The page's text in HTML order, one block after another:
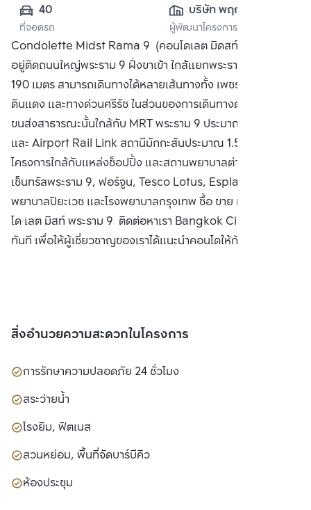
40
ที่จอดรถ
บริษัท พฤกษา เรียล
เอสเตท จำกัด
(มหาชน)
ผู้พัฒนาโครงการ
Condolette Midst Rama 9 (คอนโดเลต มิดสท์ พระราม 9)
อยู่ติดถนนใหญ่พระราม 9 ฝั่งขาเข้า ใกล้แยกพระราม 9 ประมาณ
190 เมตร สามารถเดินทางได้หลายเส้นทางทั้ง เพชรบุรี, สุขุมวิท,
ดินแดง และทางด่วนศรีรัช ในส่วนของการเดินทางด้วยระบบ
ขนส่งสาธารณะนั้นใกล้กับ MRT พระราม 9 ประมาณ 350 เมตร
และ Airport Rail Link สถานีมักกะสันประมาณ 1.5 กิโลเมตร
โครงการใกล้กับแหล่งช็อปปิ้ง และสถานพยาบาลต่างๆทั้ง
เซ็นทรัลพระราม 9, ฟอร์จูน, Tesco Lotus, Esplanade, โรง
พยาบาลปิยะเวช และโรงพยาบาลกรุงเทพ ซื้อ ขาย หรือ เช่า คอน
โด เลต มิสท์ พระราม 9 ติดต่อหาเรา Bangkok CitiSmart ได้
ทันที เพื่อให้ผู้เชี่ยวชาญของเราได้แนะนำคอนโดให้กับท่าน
สิ่งอำนวยความสะดวกในโครงการ
การรักษาความปลอดภัย 24 ชั่วโมง
สระว่ายน้ำ
โรงยิม, ฟิตเนส
สวนหย่อม, พื้นที่จัดบาร์บีคิว
ห้องประชุม